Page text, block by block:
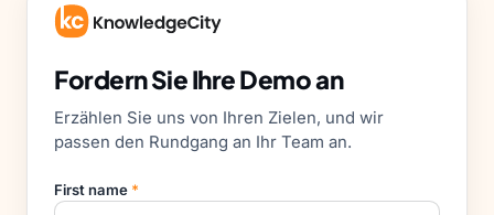
Fordern Sie Ihre Demo an
Erzählen Sie uns von Ihren Zielen, und wir
passen den Rundgang an Ihr Team an.
First name *